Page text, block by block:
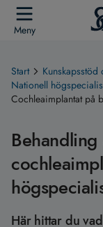
Meny
Start
Nationell
Cochleaimplantat på
Här hittar du